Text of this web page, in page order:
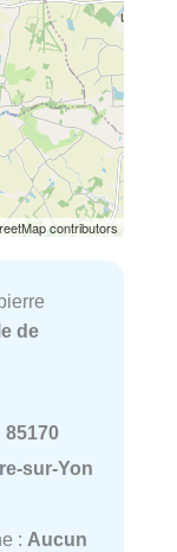
contributors
de
85170
sur-Yon
: Aucun